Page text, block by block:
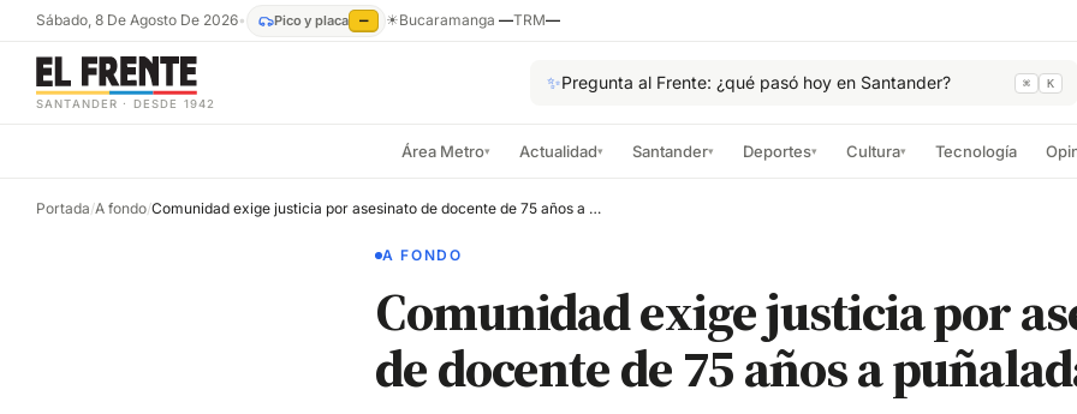
Sábado, 8 De Agosto De 2026• Pico y placa — ☀Bucaramanga—TRM—
SANTANDER · DESDE 1942
✨Pregunta al Frente: ¿qué pasó hoy en Santander? ⌘ K
Área Metro▾ Actualidad▾ Santander▾ Deportes▾ Cultura▾ Tecnología
Portada/A fondo/ Comunidad exige justicia por asesinato de docente de 75 años a puñaladas
A FONDO
Comunidad exige justicia por
de docente de 75 años a